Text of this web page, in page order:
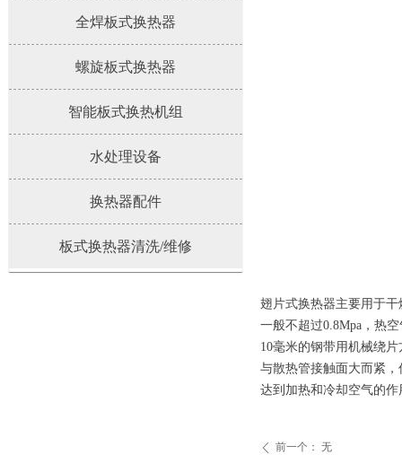
ꄴ 前一个： 无
翅片式换热器主要用于
一般不超过0.8Mpa，热
10毫米的钢带用机械绕
与散热管接触面大而紧
达到加热和冷却空气的作
全焊板式换热器
螺旋板式换热器
智能板式换热机组
水处理设备
换热器配件
板式换热器清洗/维修